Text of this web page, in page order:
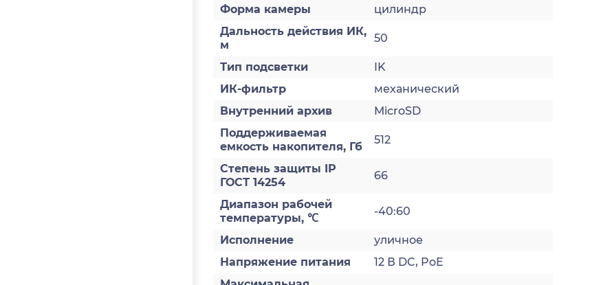
Форма камеры
цилиндр
Дальность действия ИК,
м
50
Тип подсветки
IK
ИК-фильтр
механический
Внутренний архив
MicroSD
Поддерживаемая
емкость накопителя, Гб
512
Степень защиты IP
ГОСТ 14254
66
Диапазон рабочей
температуры, ℃
-40:60
Исполнение
уличное
Напряжение питания
12 В DC, PoE